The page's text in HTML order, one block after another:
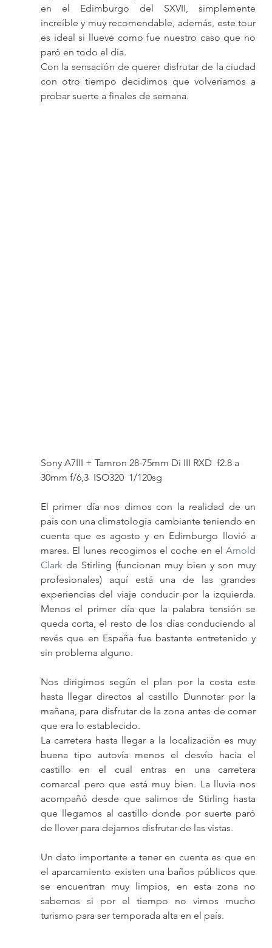
en el Edimburgo del SXVII, simplemente
increíble y muy recomendable, además, este tour
es ideal si llueve como fue nuestro caso que no
paró en todo el día.
Con la sensación de querer disfrutar de la ciudad
con otro tiempo decidimos que volveríamos a
probar suerte a finales de semana.
Sony A7III + Tamron 28-75mm Di III RXD  f2.8 a
30mm f/6,3  ISO320  1/120sg
El primer día nos dimos con la realidad de un
país con una climatología cambiante teniendo en
cuenta que es agosto y en Edimburgo llovió a
mares. El lunes recogimos el coche en el Arnold
Clark de Stirling (funcionan muy bien y son muy
profesionales) aquí está una de las grandes
experiencias del viaje conducir por la izquierda.
Menos el primer día que la palabra tensión se
queda corta, el resto de los días conduciendo al
revés que en España fue bastante entretenido y
sin problema alguno.
Nos dirigimos según el plan por la costa este
hasta llegar directos al castillo Dunnotar por la
mañana, para disfrutar de la zona antes de comer
que era lo establecido.
La carretera hasta llegar a la localización es muy
buena tipo autovía menos el desvío hacia el
castillo en el cual entras en una carretera
comarcal pero que está muy bien. La lluvia nos
acompañó desde que salimos de Stirling hasta
que llegamos al castillo donde por suerte paró
de llover para dejarnos disfrutar de las vistas.
Un dato importante a tener en cuenta es que en
el aparcamiento existen una baños públicos que
se encuentran muy limpios, en esta zona no
sabemos si por el tiempo no vimos mucho
turismo para ser temporada alta en el país.